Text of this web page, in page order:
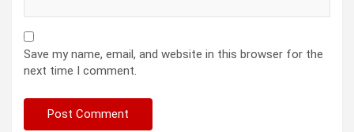
Save my name, email, and website in this browser for the
next time I comment.